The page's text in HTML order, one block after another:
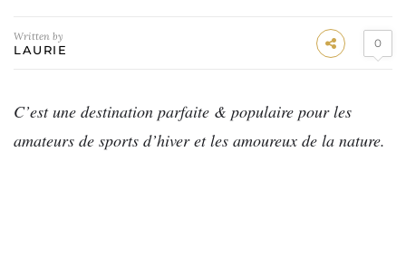
Written by
LAURIE 0
C’est une destination parfaite & populaire pour les
amateurs de sports d’hiver et les amoureux de la nature.